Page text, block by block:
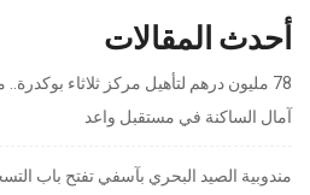
أحدث المقالات
78 مليون درهم لتأهيل مركز ثلاثاء
آمال الساكنة في مستقبل واعد
مندوبية الصيد البحري بآسفي تفتح باب